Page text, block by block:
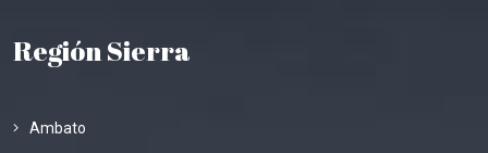
Región Sierra
Ambato